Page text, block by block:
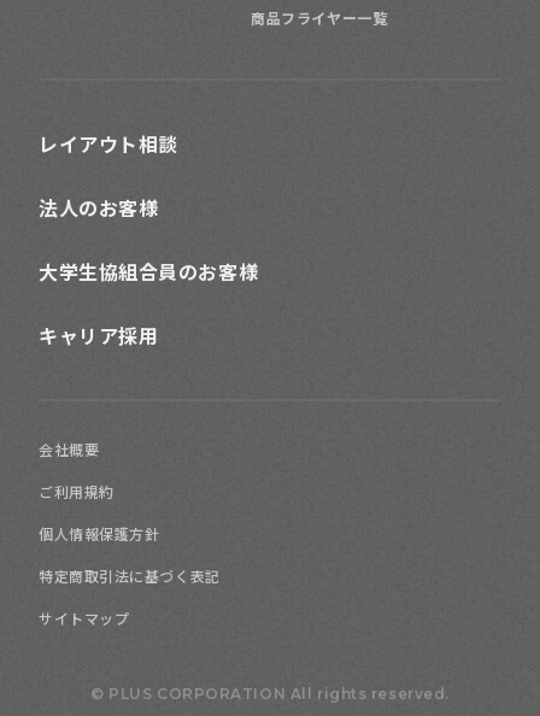
商品フライヤー一覧
レイアウト相談
法人のお客様
大学生協組合員のお客様
キャリア採用
会社概要
ご利用規約
個人情報保護方針
特定商取引法に基づく表記
サイトマップ
© PLUS CORPORATION All rights reserved.